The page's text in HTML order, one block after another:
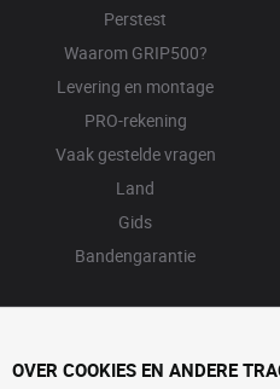
Perstest
Waarom GRIP500?
Levering en montage
PRO-rekening
Vaak gestelde vragen
Land
Gids
Bandengarantie
OVER COOKIES EN ANDERE